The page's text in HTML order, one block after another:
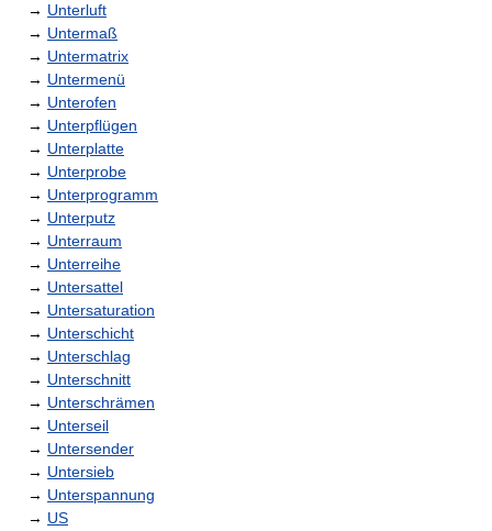
→ Unterluft
→ Untermaß
→ Untermatrix
→ Untermenü
→ Unterofen
→ Unterpflügen
→ Unterplatte
→ Unterprobe
→ Unterprogramm
→ Unterputz
→ Unterraum
→ Unterreihe
→ Untersattel
→ Untersaturation
→ Unterschicht
→ Unterschlag
→ Unterschnitt
→ Unterschrämen
→ Unterseil
→ Untersender
→ Untersieb
→ Unterspannung
→ US